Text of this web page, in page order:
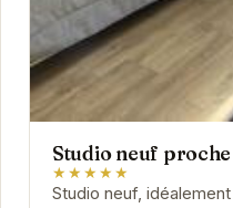
Studio neuf
★★★★★
Studio neuf,